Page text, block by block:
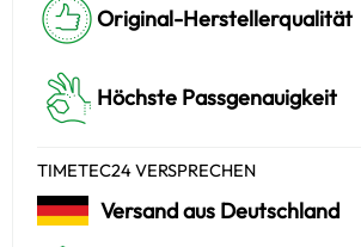
Original-Herstellerqualität
Höchste Passgenauigkeit
TIMETEC24 VERSPRECHEN
Versand aus Deutschland